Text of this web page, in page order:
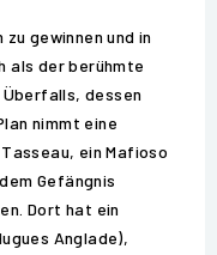
gewinnen und in
als der berühmte
Überfalls, dessen
nimmt eine
ein Mafioso
Gefängnis
Dort hat ein
Anglade),